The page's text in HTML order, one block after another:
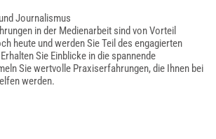
Journalismus
in der Medienarbeit sind von Vorteil
heute und werden Sie Teil des engagierten
Sie Einblicke in die spannende
Sie wertvolle Praxiserfahrungen, die Ihnen bei
werden.